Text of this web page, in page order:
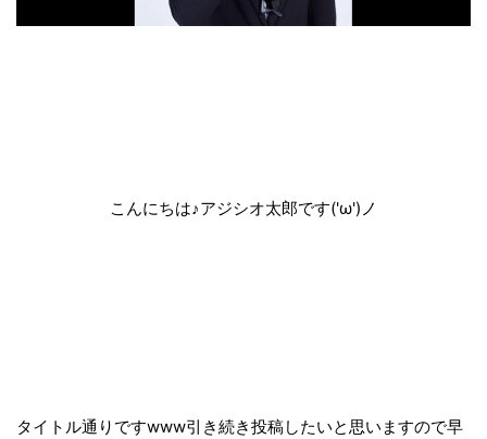
こんにちは♪アジシオ太郎です('ω')ノ
タイトル通りですwww引き続き投稿したいと思いますので早